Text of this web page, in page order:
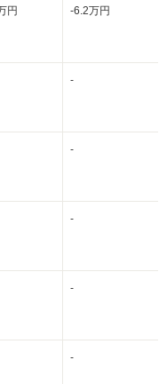
円 -6.2万円
-
-
-
-
-